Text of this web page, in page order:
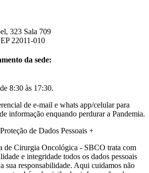
323 Sala 709
22011-010
da sede:
8:30 às 17:30.
de e-mail e whats app/celular para
informação enquando perdurar a Pandemia.
de Dados Pessoais +
de Cirurgia Oncológica - SBCO trata com
e integridade todos os dados pessoais
sua responsabilidade. Aqui cuidamos não